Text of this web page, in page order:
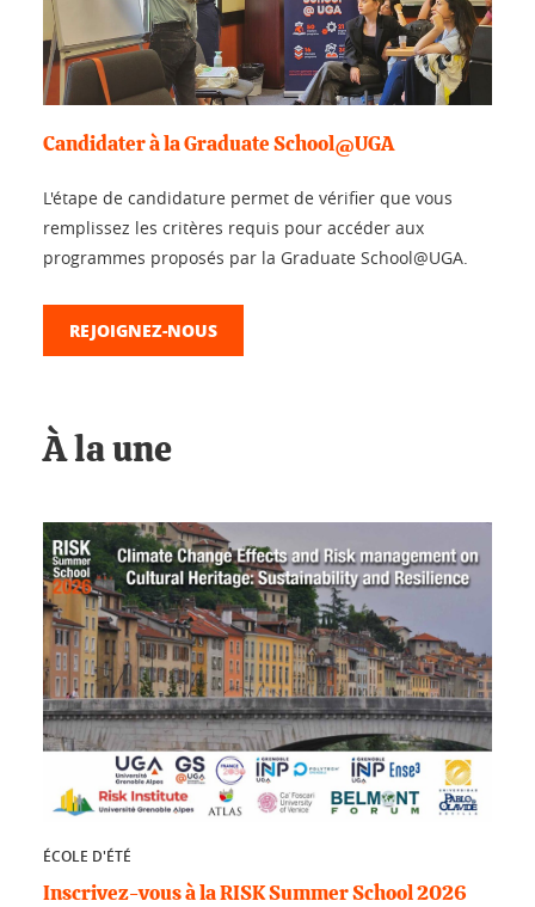
Candidater à la Graduate School@UGA
L'étape de candidature permet de vérifier que vous
remplissez les critères requis pour accéder aux
programmes proposés par la Graduate School@UGA.
REJOIGNEZ-NOUS
À la une
ÉCOLE D'ÉTÉ
Inscrivez-vous à la RISK Summer School 2026